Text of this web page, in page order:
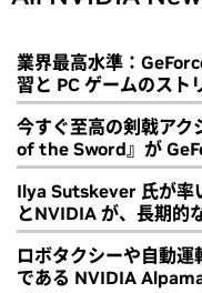
業界最高水準：
習と PC ゲームのスト
今すぐ至高の剣戟ア
of the Sword』が
Ilya Sutskever 氏が
とNVIDIA が、長期的
ロボタクシーや自動
である NVIDIA